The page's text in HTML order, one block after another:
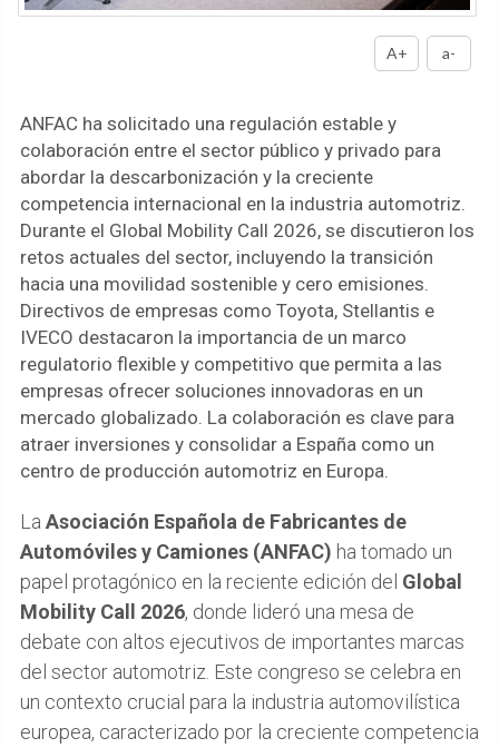
A+ a-
ANFAC ha solicitado una regulación estable y
colaboración entre el sector público y privado para
abordar la descarbonización y la creciente
competencia internacional en la industria automotriz.
Durante el Global Mobility Call 2026, se discutieron los
retos actuales del sector, incluyendo la transición
hacia una movilidad sostenible y cero emisiones.
Directivos de empresas como Toyota, Stellantis e
IVECO destacaron la importancia de un marco
regulatorio flexible y competitivo que permita a las
empresas ofrecer soluciones innovadoras en un
mercado globalizado. La colaboración es clave para
atraer inversiones y consolidar a España como un
centro de producción automotriz en Europa.
La Asociación Española de Fabricantes de
Automóviles y Camiones (ANFAC) ha tomado un
papel protagónico en la reciente edición del Global
Mobility Call 2026, donde lideró una mesa de
debate con altos ejecutivos de importantes marcas
del sector automotriz. Este congreso se celebra en
un contexto crucial para la industria automovilística
europea, caracterizado por la creciente competencia